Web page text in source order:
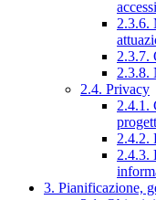
2.3.6.
2.3.7.
2.3.8.
2.4. Privacy
2.4.1.
2.4.2.
2.4.3.
3. Pianificazione,